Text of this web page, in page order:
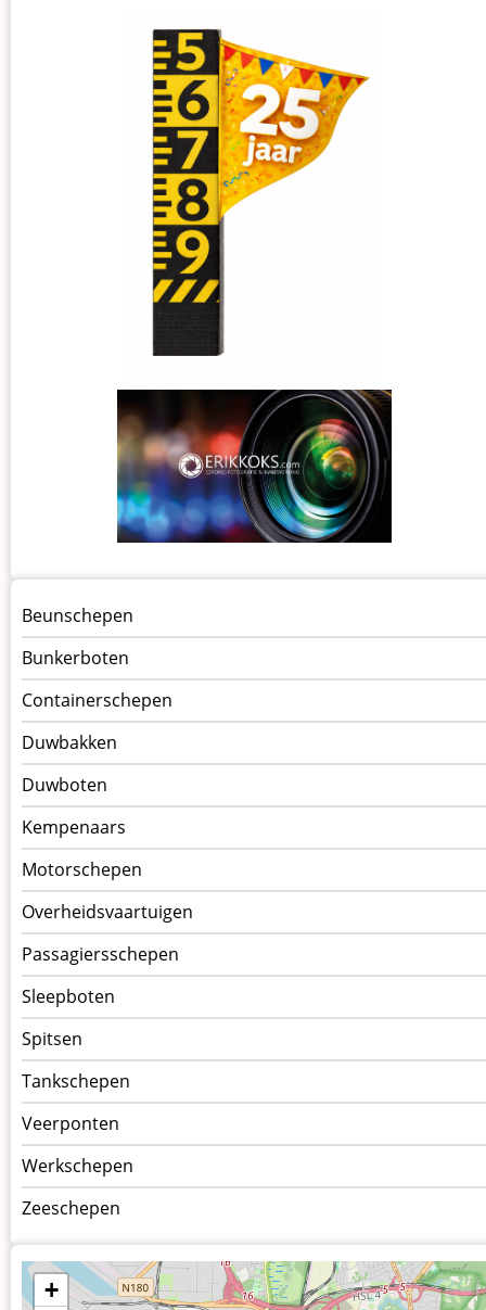
Menu
Schepen
Beunschepen
Bunkerboten
Containerschepen
Duwbakken
Duwboten
Kempenaars
Motorschepen
Overheidsvaartuigen
Passagiersschepen
Sleepboten
Spitsen
Tankschepen
Veerponten
Werkschepen
Zeeschepen
+